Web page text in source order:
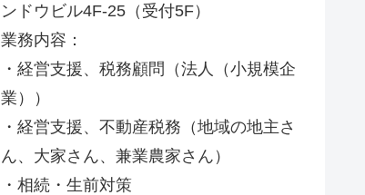
ンドウビル4F-25（受付5F）
業務内容：
・経営支援、税務顧問（法人（小規模企
業））
・経営支援、不動産税務（地域の地主さ
ん、大家さん、兼業農家さん）
・相続・生前対策